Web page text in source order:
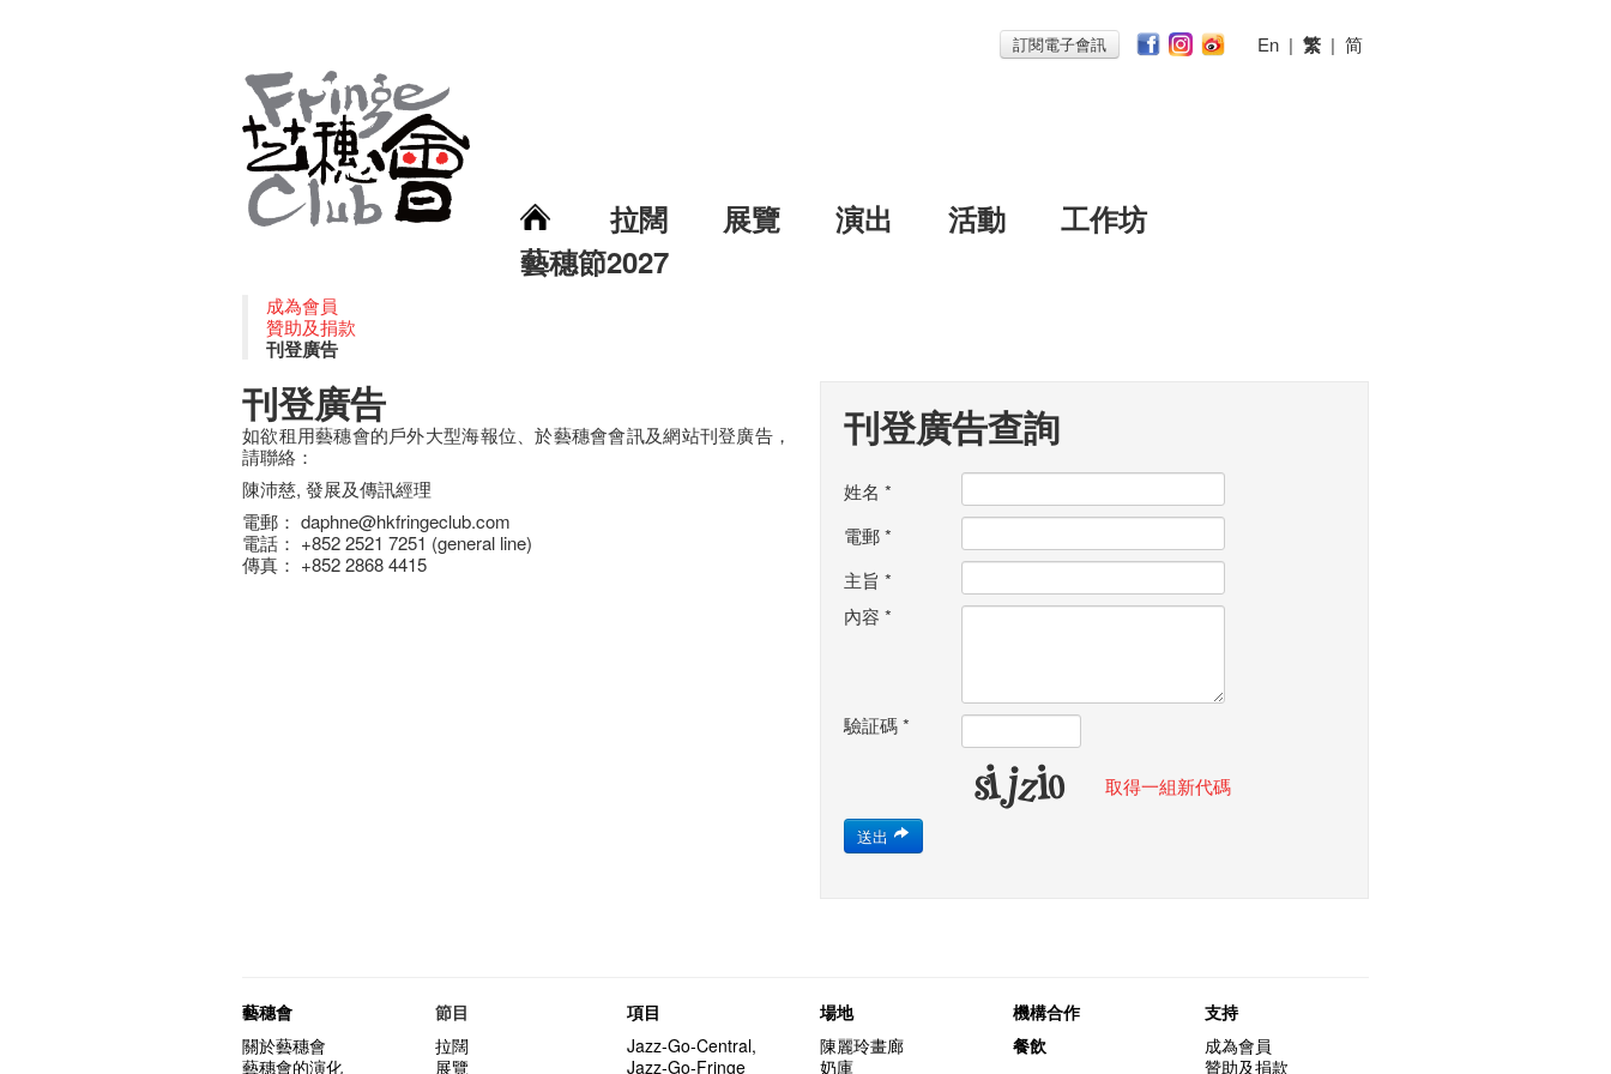
訂閱電子會訊 En | 繁 | 简
拉闊 展覽 演出 活動
工作坊
藝穗節2027
成為會員
贊助及捐款
刊登廣告
刊登廣告
如欲租用藝穗會的戶外大型海報位、於藝穗會會訊及網站刊登廣告，
請聯絡：
陳沛慈, 發展及傳訊經理
電郵： daphne@hkfringeclub.com
電話： +852 2521 7251 (general line)
傳真： +852 2868 4415
刊登廣告查詢
姓名*
電郵*
主旨*
內容*
驗証碼*
取得一組新代碼
送出
藝穗會
關於藝穗會
藝穗會的演化
節目
拉闊
展覽
項目
Jazz-Go-Central,
Jazz-Go-Fringe
場地
陳麗玲畫廊
奶庫
機構合作
餐飲
支持
成為會員
贊助及捐款